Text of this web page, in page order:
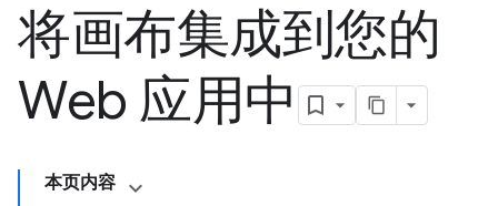
将画布集成到您的
Web 应用中
本页内容